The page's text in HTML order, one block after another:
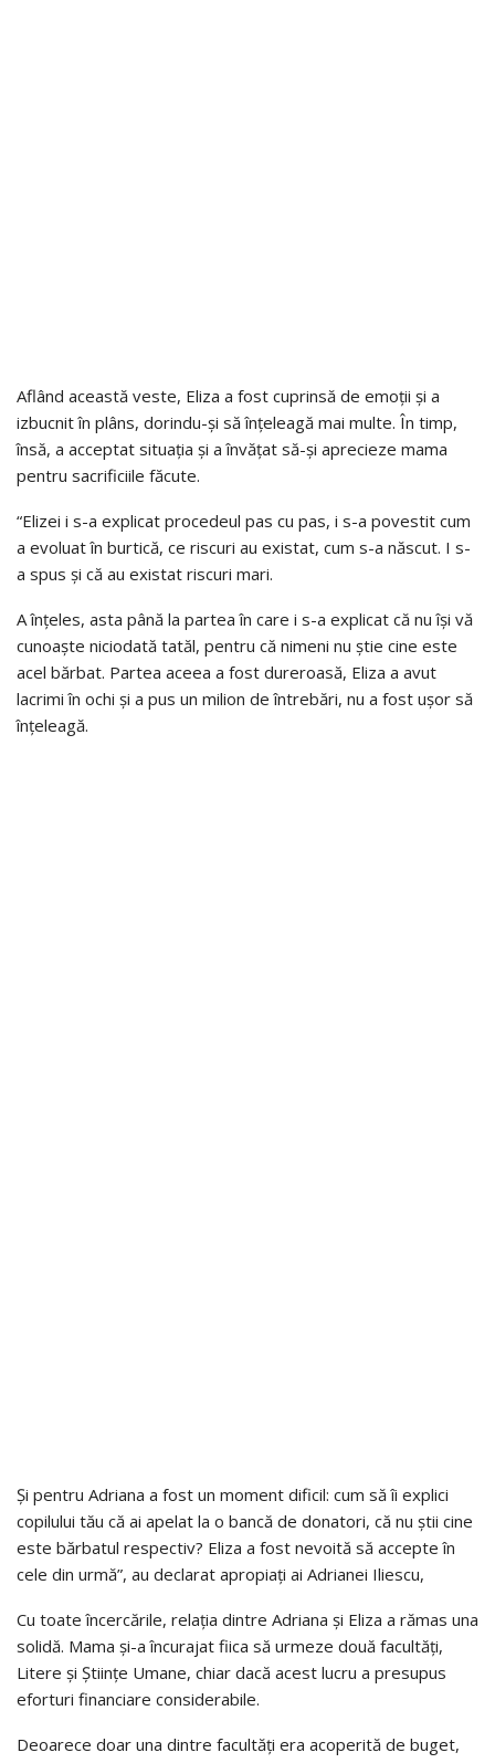
Aflând această veste, Eliza a fost cuprinsă de emoții și a
izbucnit în plâns, dorindu-și să înțeleagă mai multe. În timp,
însă, a acceptat situația și a învățat să-și aprecieze mama
pentru sacrificiile făcute.
“Elizei i s-a explicat procedeul pas cu pas, i s-a povestit cum
a evoluat în burtică, ce riscuri au existat, cum s-a născut. I s-
a spus și că au existat riscuri mari.
A înțeles, asta până la partea în care i s-a explicat că nu își vă
cunoaște niciodată tatăl, pentru că nimeni nu știe cine este
acel bărbat. Partea aceea a fost dureroasă, Eliza a avut
lacrimi în ochi și a pus un milion de întrebări, nu a fost ușor să
înțeleagă.
Și pentru Adriana a fost un moment dificil: cum să îi explici
copilului tău că ai apelat la o bancă de donatori, că nu știi cine
este bărbatul respectiv? Eliza a fost nevoită să accepte în
cele din urmă”, au declarat apropiați ai Adrianei Iliescu,
Cu toate încercările, relația dintre Adriana și Eliza a rămas una
solidă. Mama și-a încurajat fiica să urmeze două facultăți,
Litere și Științe Umane, chiar dacă acest lucru a presupus
eforturi financiare considerabile.
Deoarece doar una dintre facultăți era acoperită de buget,